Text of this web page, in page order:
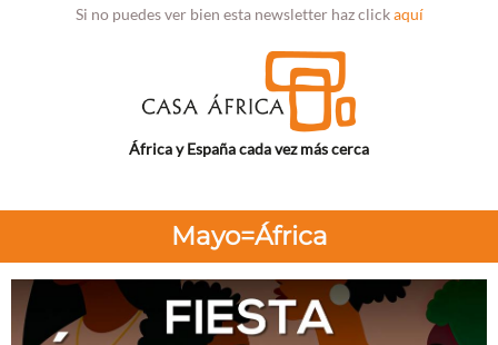
Si no puedes ver bien esta newsletter haz clickaquí
África y España cada vez más cerca
Mayo=África